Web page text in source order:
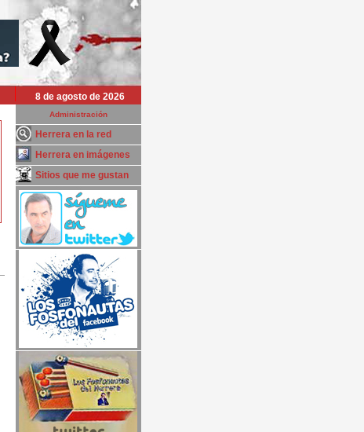
8 de agosto de 2026
Administración
Herrera en la red
Herrera en imágenes
Sitios que me gustan